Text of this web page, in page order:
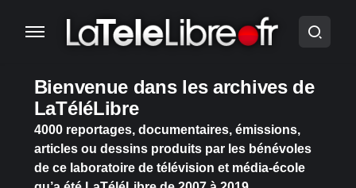
Bienvenue dans les archives de
LaTéléLibre
4000 reportages, documentaires, émissions,
articles ou dessins produits par les bénévoles
de ce laboratoire de télévision et média-école